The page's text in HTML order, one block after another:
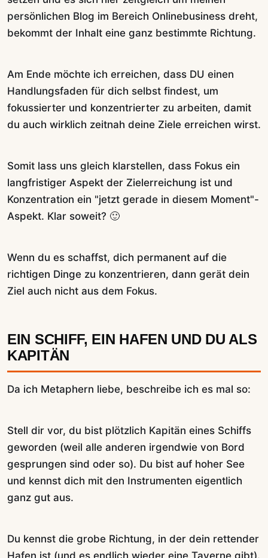
persönlichen Blog im Bereich Onlinebusiness dreht,
bekommt der Inhalt eine ganz bestimmte Richtung.
Am Ende möchte ich erreichen, dass DU einen
Handlungsfaden für dich selbst findest, um
fokussierter und konzentrierter zu arbeiten, damit
du auch wirklich zeitnah deine Ziele erreichen wirst.
Somit lass uns gleich klarstellen, dass Fokus ein
langfristiger Aspekt der Zielerreichung ist und
Konzentration ein "jetzt gerade in diesem Moment"-
Aspekt. Klar soweit? 🙂
Wenn du es schaffst, dich permanent auf die
richtigen Dinge zu konzentrieren, dann gerät dein
Ziel auch nicht aus dem Fokus.
EIN SCHIFF, EIN HAFEN UND DU ALS
KAPITÄN
Da ich Metaphern liebe, beschreibe ich es mal so:
Stell dir vor, du bist plötzlich Kapitän eines Schiffs
geworden (weil alle anderen irgendwie von Bord
gesprungen sind oder so). Du bist auf hoher See
und kennst dich mit den Instrumenten eigentlich
ganz gut aus.
Du kennst die grobe Richtung, in der dein rettender